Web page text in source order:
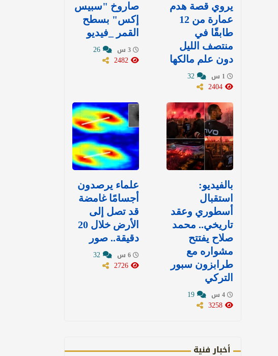
يروي قصة هدم
عمارة من 12
طابقًا في
منتصف الليل
دون علم مالكها
صاروخ "سبيس
إكس" بسطح
القمر _فيديو
بالفيديو:
استقبال
أسطوري وعقد
تاريخي.. محمد
صلاح يفتتح
مشواره مع
طرابزون سبور
التركي
علماء يرصدون
أجسامًا غامضة
قد تصل إلى
الأرض خلال 20
دقيقة.. صور
أخبار فنية